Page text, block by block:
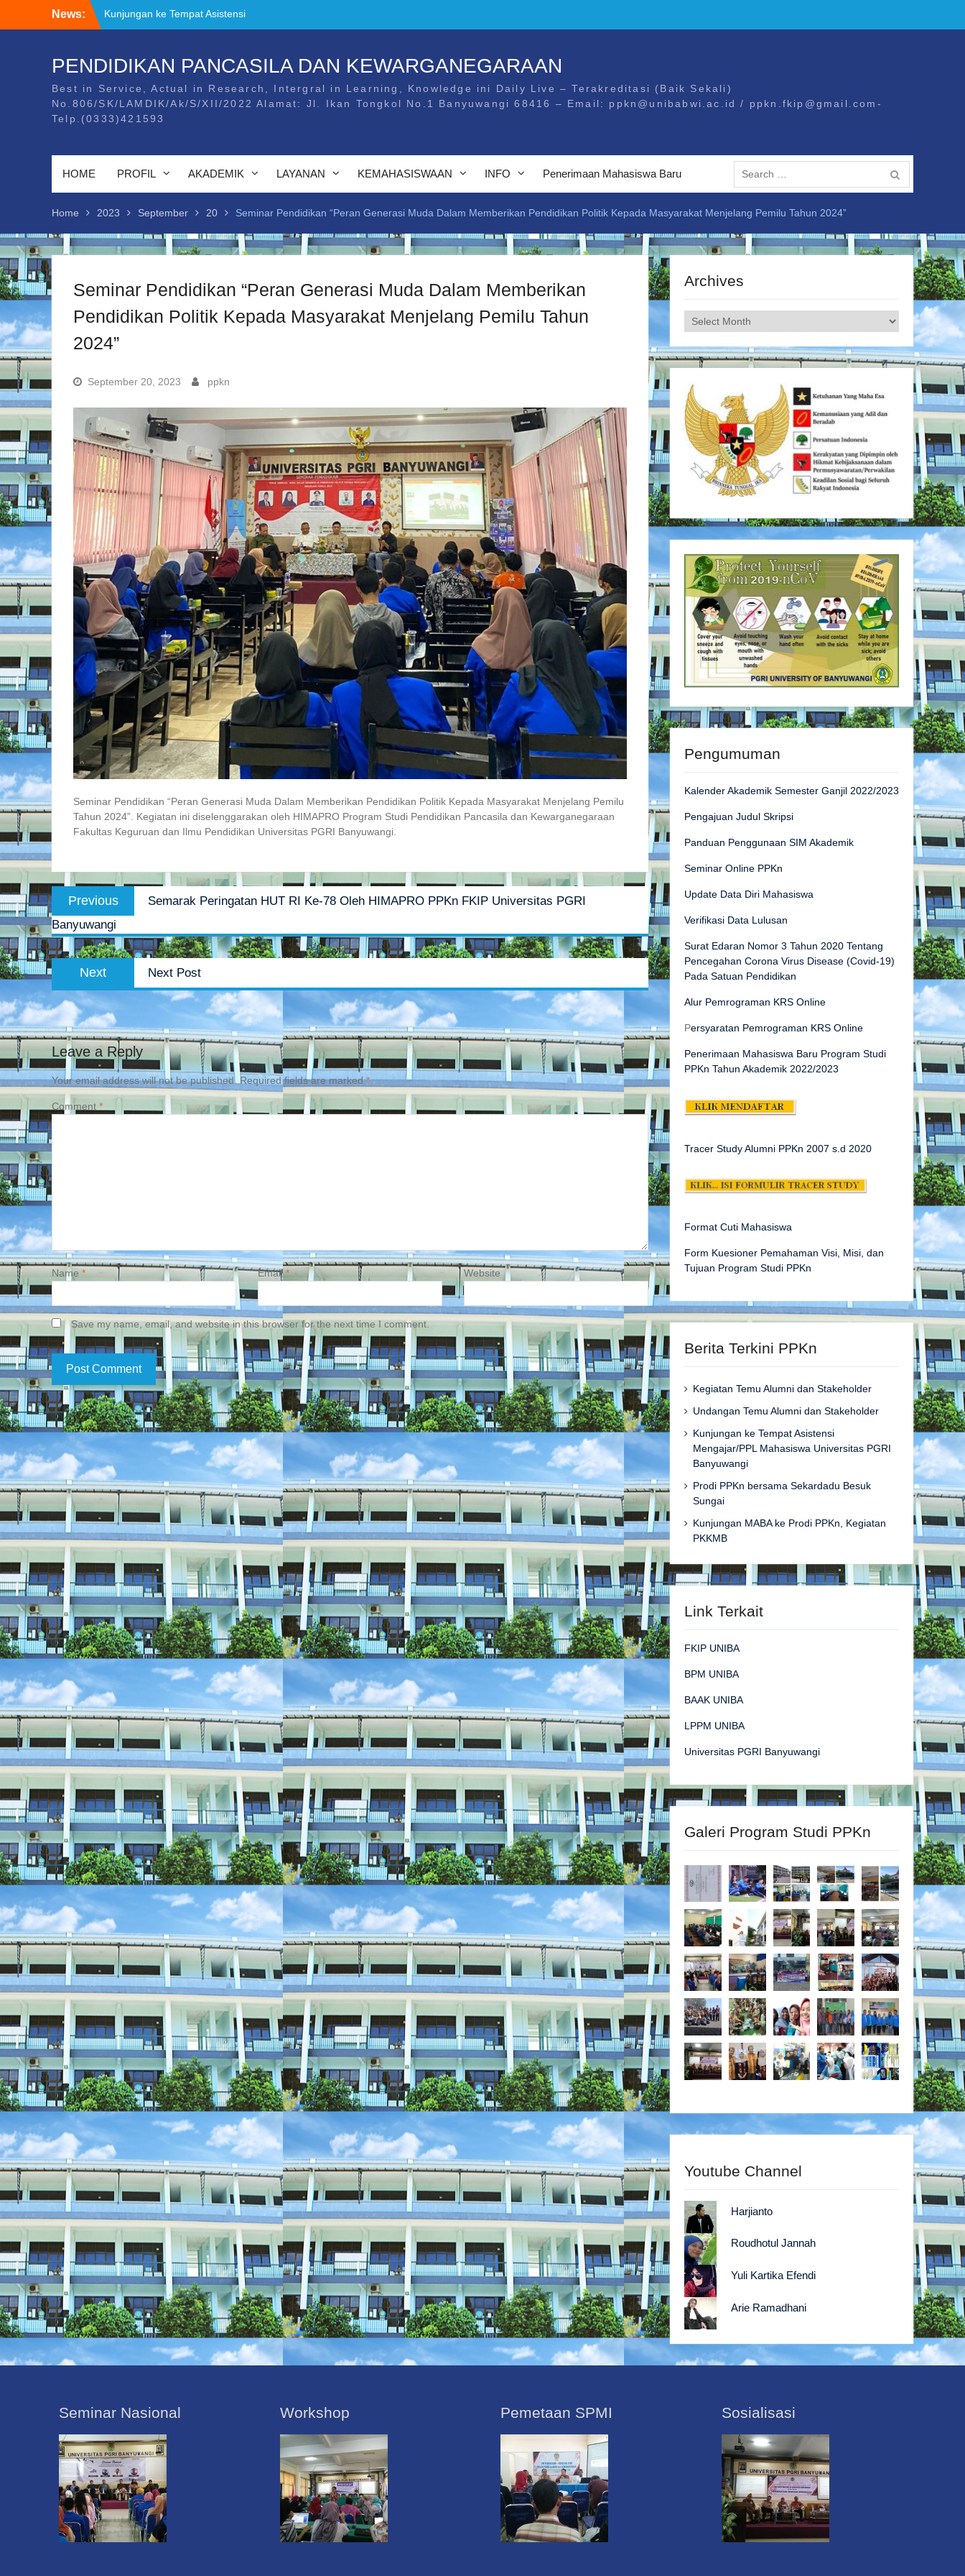
News:
Kunjungan ke Tempat Asistensi
Mengajar/PPL Mahasiswa Universitas
Kegiatan Temu Alumni dan Stakeholder
Undangan Temu Alumni dan Stakeholder
PENDIDIKAN PANCASILA DAN KEWARGANEGARAAN
Best in Service, Actual in Research, Intergral in Learning, Knowledge ini Daily Live – Terakreditasi (Baik Sekali)
No.806/SK/LAMDIK/Ak/S/XII/2022 Alamat: Jl. Ikan Tongkol No.1 Banyuwangi 68416 – Email: ppkn@unibabwi.ac.id / ppkn.fkip@gmail.com-
Telp.(0333)421593
HOME PROFIL AKADEMIK LAYANAN KEMAHASISWAAN INFO Penerimaan Mahasiswa Baru
Search
for:
Home 2023 September 20 Seminar Pendidikan “Peran Generasi Muda Dalam Memberikan Pendidikan Politik Kepada Masyarakat Menjelang Pemilu Tahun 2024”
Seminar Pendidikan “Peran Generasi Muda Dalam Memberikan
Pendidikan Politik Kepada Masyarakat Menjelang Pemilu Tahun
2024”
September 20, 2023 ppkn
Seminar Pendidikan “Peran Generasi Muda Dalam Memberikan Pendidikan Politik Kepada Masyarakat Menjelang Pemilu
Tahun 2024”. Kegiatan ini diselenggarakan oleh HIMAPRO Program Studi Pendidikan Pancasila dan Kewarganegaraan
Fakultas Keguruan dan Ilmu Pendidikan Universitas PGRI Banyuwangi.
Post
navigation
Previous
post:
Semarak Peringatan HUT RI Ke-78 Oleh HIMAPRO PPKn FKIP Universitas PGRI
Banyuwangi
Next
post:
Next Post
Leave a Reply
Your email address will not be published. Required fields are marked*
Comment *
Name* Email* Website
Save my name, email, and website in this browser for the next time I comment.
Archives
Archives
Pengumuman
Kalender Akademik Semester Ganjil 2022/2023
Pengajuan Judul Skripsi
Panduan Penggunaan SIM Akademik
Seminar Online PPKn
Update Data Diri Mahasiswa
Verifikasi Data Lulusan
Surat Edaran Nomor 3 Tahun 2020 Tentang
Pencegahan Corona Virus Disease (Covid-19)
Pada Satuan Pendidikan
Alur Pemrograman KRS Online
Persyaratan Pemrograman KRS Online
Penerimaan Mahasiswa Baru Program Studi
PPKn Tahun Akademik 2022/2023
Tracer Study Alumni PPKn 2007 s.d 2020
Format Cuti Mahasiswa
Form Kuesioner Pemahaman Visi, Misi, dan
Tujuan Program Studi PPKn
Berita Terkini PPKn
Kegiatan Temu Alumni dan Stakeholder
Undangan Temu Alumni dan Stakeholder
Kunjungan ke Tempat Asistensi
Mengajar/PPL Mahasiswa Universitas PGRI
Banyuwangi
Prodi PPKn bersama Sekardadu Besuk
Sungai
Kunjungan MABA ke Prodi PPKn, Kegiatan
PKKMB
Link Terkait
FKIP UNIBA
BPM UNIBA
BAAK UNIBA
LPPM UNIBA
Universitas PGRI Banyuwangi
Galeri Program Studi PPKn
Youtube Channel
Harjianto
Roudhotul Jannah
Yuli Kartika Efendi
Arie Ramadhani
Seminar Nasional Workshop Pemetaan SPMI Sosialisasi